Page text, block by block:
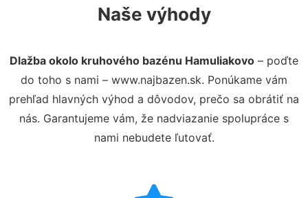
Naše výhody
Dlažba okolo kruhového bazénu Hamuliakovo – poďte
do toho s nami – www.najbazen.sk. Ponúkame vám
prehľad hlavných výhod a dôvodov, prečo sa obrátiť na
nás. Garantujeme vám, že nadviazanie spolupráce s
nami nebudete ľutovať.